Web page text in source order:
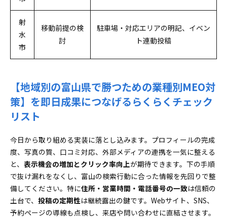
射
水
市
移動前提の検
討
駐車場・対応エリアの明記、イベン
ト連動投稿
【地域別の富山県で勝つための業種別MEO対
策】を即日成果につなげるらくらくチェック
リスト
今日から取り組める実装に落とし込みます。プロフィールの完成
度、写真の質、口コミ対応、外部メディアの連携を一気に整える
と、 表示機会の増加とクリック率向上が期待できます。下の手順
で抜け漏れをなくし、富山の検索行動に合った情報を先回りで整
備してください。特に住所・営業時間・電話番号の一致は信頼の
土台で、 投稿の定期性は継続露出の鍵です。Webサイト、SNS、
予約ページの導線も点検し、来店や問い合わせに直結させます。